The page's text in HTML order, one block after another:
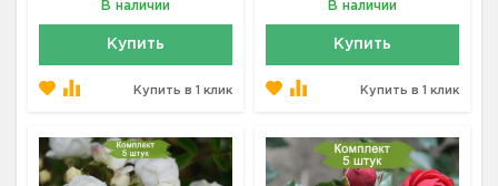
В наличии
Купить
Купить в 1 клик
В наличии
Купить
Купить в 1 клик